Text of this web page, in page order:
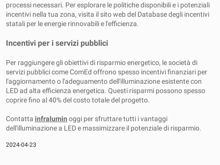
processi necessari. Per esplorare le politiche disponibili e i potenziali
incentivi nella tua zona, visita il sito web del Database degli incentivi
statali per le energie rinnovabili e l'efficienza.
Incentivi per i servizi pubblici
Per raggiungere gli obiettivi di risparmio energetico, le società di
servizi pubblici come ComEd offrono spesso incentivi finanziari per
l'aggiornamento o l'adeguamento dell'illuminazione esistente con
LED ad alta efficienza energetica. Questi risparmi possono spesso
coprire fino al 40% del costo totale del progetto.
Contatta infralumin oggi per sfruttare tutti i vantaggi
dell'illuminazione a LED e massimizzare il potenziale di risparmio.
2024-04-23